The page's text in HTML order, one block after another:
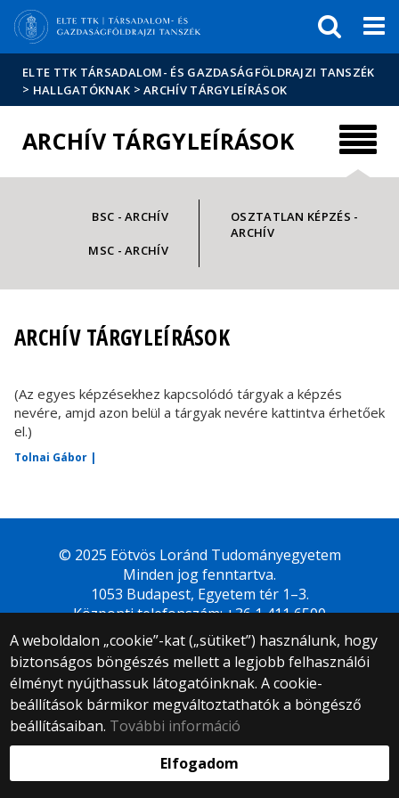
Hírek
Események
ELTE a
sajtóban
ELTE TTK TÁRSADALOM- ÉS GAZDASÁGFÖLDRAJZI TANSZÉK
> HALLGATÓKNAK > ARCHÍV TÁRGYLEÍRÁSOK
ARCHÍV TÁRGYLEÍRÁSOK
BSC - ARCHÍV
MSC - ARCHÍV
OSZTATLAN KÉPZÉS -
ARCHÍV
ARCHÍV TÁRGYLEÍRÁSOK
(Az egyes képzésekhez kapcsolódó tárgyak a képzés
nevére, amjd azon belül a tárgyak nevére kattintva érhetőek
el.)
Tolnai Gábor |
A weboldalon „cookie”-kat („sütiket”) használunk, hogy
biztonságos böngészés mellett a legjobb felhasználói
élményt nyújthassuk látogatóinknak. A cookie-
beállítások bármikor megváltoztathatók a böngésző
beállításaiban. További információ
Elfogadom
© 2025 Eötvös Loránd Tudományegyetem
Minden jog fenntartva.
1053 Budapest, Egyetem tér 1–3.
Központi telefonszám: +36 1 411 6500
Webfejlesztés: